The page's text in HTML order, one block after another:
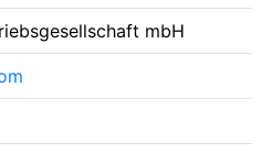
mbH